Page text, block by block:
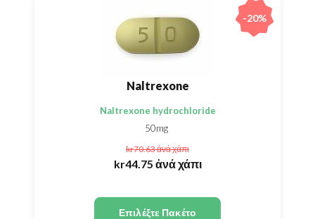
Naltrexone
Naltrexone hydrochloride
50mg
kr70.63ἀνά χάπι
kr44.75 ἀνά χάπι
Επιλέξτε Πακέτο
-20%